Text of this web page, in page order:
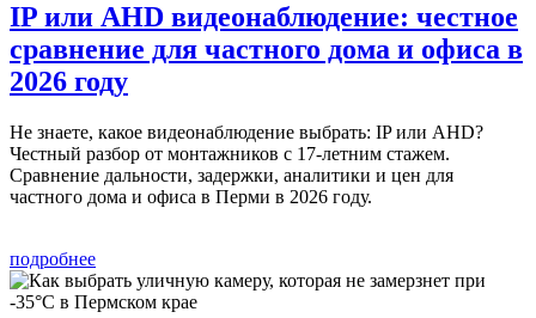
IP или AHD видеонаблюдение: честное
сравнение для частного дома и офиса в
2026 году
Не знаете, какое видеонаблюдение выбрать: IP или AHD?
Честный разбор от монтажников с 17-летним стажем.
Сравнение дальности, задержки, аналитики и цен для
частного дома и офиса в Перми в 2026 году.
подробнее